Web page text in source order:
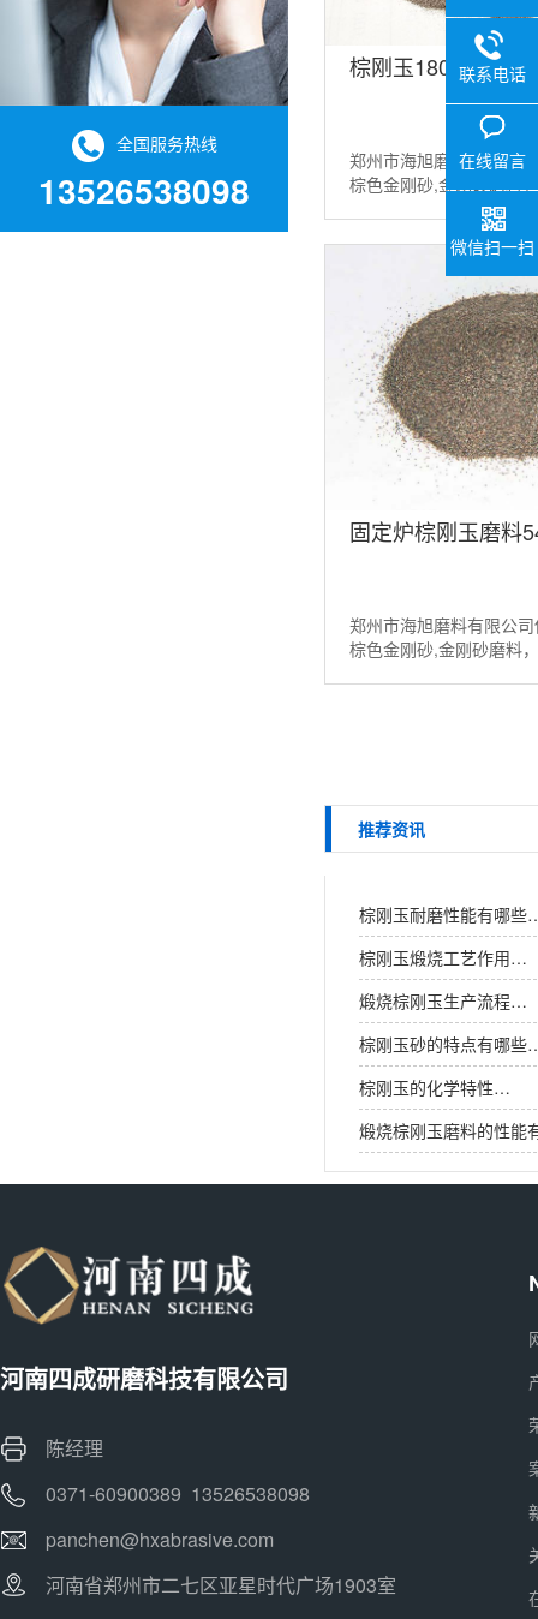
全国服务热线
13526538098
棕刚玉180目喷砂粉
郑州市海旭磨料有限公
棕色金刚砂,金刚砂磨料
粉，棕色氧化铝等磨料
请联系：13526538098...
固定炉棕刚玉磨料
郑州市海旭磨料有限公
棕色金刚砂,金刚砂磨料
推荐资讯
棕刚玉耐磨性能有哪
棕刚玉煅烧工艺作用…
煅烧棕刚玉生产流程…
棕刚玉砂的特点有哪
棕刚玉的化学特性…
煅烧棕刚玉磨料的性
河南四成研磨科技有限公司
陈经理
0371-60900389 13526538098
panchen@hxabrasive.com
河南省郑州市二七区亚星时代广场1903室
联系电话
在线留言
微信扫一扫